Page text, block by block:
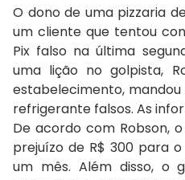
O dono de uma pizzaria
um cliente que tentou
Pix falso na última
uma lição no golpista,
estabelecimento,
refrigerante falsos. As
De acordo com Robson,
prejuízo de R$ 300 para
um mês. Além disso, o